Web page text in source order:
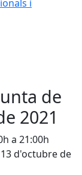
i
de
2021
a 21:00h
d'octubre de